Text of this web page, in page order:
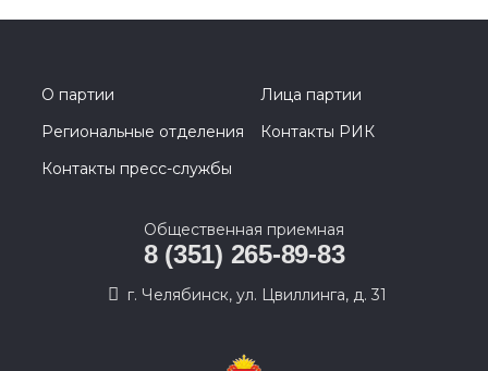
О партии
Лица партии
Региональные отделения
Контакты РИК
Контакты пресс-службы
Общественная приемная
8 (351) 265-89-83
г. Челябинск, ул. Цвиллинга, д. 31